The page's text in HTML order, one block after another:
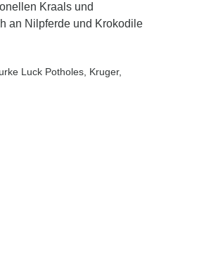
Kraals und
an Nilpferde und Krokodile
Luck Potholes , Kruger,